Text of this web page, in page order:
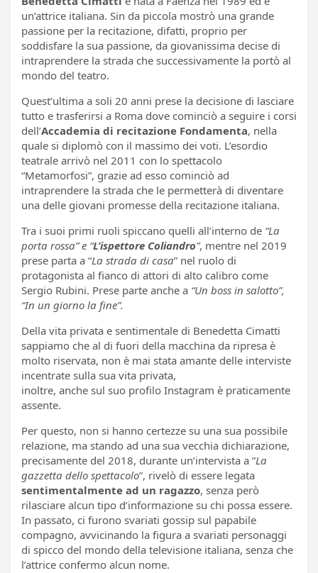
un’attrice italiana. Sin da piccola mostrò una grande
passione per la recitazione, difatti, proprio per
soddisfare la sua passione, da giovanissima decise di
intraprendere la strada che successivamente la portò al
mondo del teatro.
Quest’ultima a soli 20 anni prese la decisione di lasciare
tutto e trasferirsi a Roma dove cominciò a seguire i corsi
dell’Accademia di recitazione Fondamenta, nella
quale si diplomò con il massimo dei voti. L’esordio
teatrale arrivò nel 2011 con lo spettacolo
“Metamorfosi”, grazie ad esso cominciò ad
intraprendere la strada che le permetterà di diventare
una delle giovani promesse della recitazione italiana.
Tra i suoi primi ruoli spiccano quelli all’interno de “La
porta rossa” e “L’ispettore Coliandro”, mentre nel 2019
prese parta a “La strada di casa” nel ruolo di
protagonista al fianco di attori di alto calibro come
Sergio Rubini. Prese parte anche a “Un boss in salotto”,
“In un giorno la fine”.
Della vita privata e sentimentale di Benedetta Cimatti
sappiamo che al di fuori della macchina da ripresa è
molto riservata, non è mai stata amante delle interviste
incentrate sulla sua vita privata,
inoltre, anche sul suo profilo Instagram è praticamente
assente.
Per questo, non si hanno certezze su una sua possibile
relazione, ma stando ad una sua vecchia dichiarazione,
precisamente del 2018, durante un’intervista a ”La
gazzetta dello spettacolo”, rivelò di essere legata
sentimentalmente ad un ragazzo, senza però
rilasciare alcun tipo d’informazione su chi possa essere.
In passato, ci furono svariati gossip sul papabile
compagno, avvicinando la figura a svariati personaggi
di spicco del mondo della televisione italiana, senza che
l’attrice confermo alcun nome.